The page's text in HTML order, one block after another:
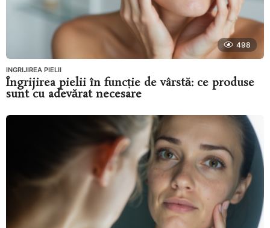
498
INGRIJIREA PIELII
Îngrijirea pielii în funcție de vârstă: ce produse
sunt cu adevărat necesare